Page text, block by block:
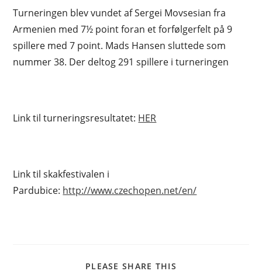
Turneringen blev vundet af Sergei Movsesian fra
Armenien med 7½ point foran et forfølgerfelt på 9
spillere med 7 point. Mads Hansen sluttede som
nummer 38. Der deltog 291 spillere i turneringen
Link til turneringsresultatet: HER
Link til skakfestivalen i
Pardubice: http://www.czechopen.net/en/
PLEASE SHARE THIS